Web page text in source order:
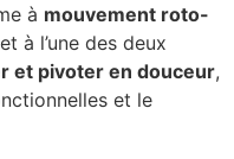
à mouvement roto-
à l’une des deux
et pivoter en douceur,
et le